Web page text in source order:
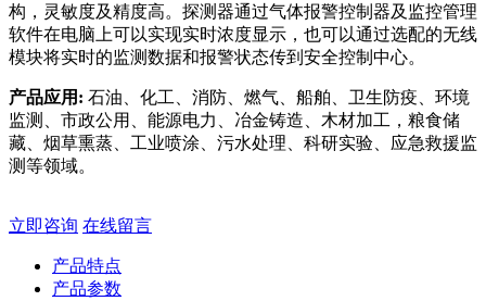
构，灵敏度及精度高。探测器通过气体报警控制器及监控管理
软件在电脑上可以实现实时浓度显示，也可以通过选配的无线
模块将实时的监测数据和报警状态传到安全控制中心。
产品应用: 石油、化工、消防、燃气、船舶、卫生防疫、环境
监测、市政公用、能源电力、冶金铸造、木材加工，粮食储
藏、烟草熏蒸、工业喷涂、污水处理、科研实验、应急救援监
测等领域。
立即咨询 在线留言
产品特点
产品参数